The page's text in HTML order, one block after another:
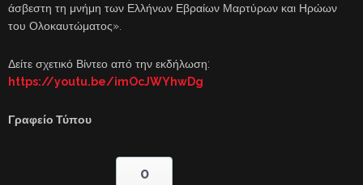
άσβεστη τη μνήμη των Ελλήνων Εβραίων Μαρτύρων και Ηρώων
του Ολοκαυτώματος».
Δείτε σχετικό Βίντεο από την εκδήλωση:
https://youtu.be/imOcJWYhwDg
Γραφείο Τύπου
0